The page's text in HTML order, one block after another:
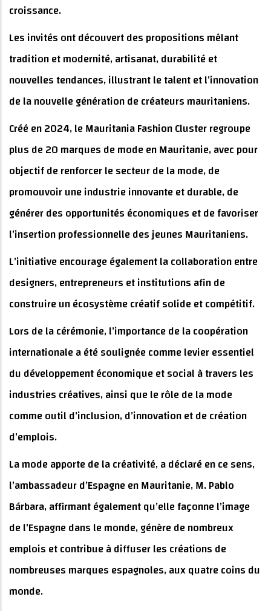
croissance.
Les invités ont découvert des propositions mêlant
tradition et modernité, artisanat, durabilité et
nouvelles tendances, illustrant le talent et l’innovation
de la nouvelle génération de créateurs mauritaniens.
Créé en 2024, le Mauritania Fashion Cluster regroupe
plus de 20 marques de mode en Mauritanie, avec pour
objectif de renforcer le secteur de la mode, de
promouvoir une industrie innovante et durable, de
générer des opportunités économiques et de favoriser
l’insertion professionnelle des jeunes Mauritaniens.
L’initiative encourage également la collaboration entre
designers, entrepreneurs et institutions afin de
construire un écosystème créatif solide et compétitif.
Lors de la cérémonie, l’importance de la coopération
internationale a été soulignée comme levier essentiel
du développement économique et social à travers les
industries créatives, ainsi que le rôle de la mode
comme outil d’inclusion, d’innovation et de création
d’emplois.
La mode apporte de la créativité, a déclaré en ce sens,
l’ambassadeur d’Espagne en Mauritanie, M. Pablo
Bárbara, affirmant également qu’elle façonne l’image
de l’Espagne dans le monde, génère de nombreux
emplois et contribue à diffuser les créations de
nombreuses marques espagnoles, aux quatre coins du
monde.